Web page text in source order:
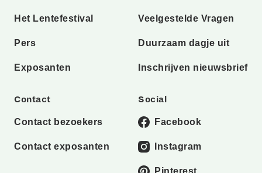
Het Lentefestival
Pers
Exposanten
Veelgestelde Vragen
Duurzaam dagje uit
Inschrijven nieuwsbrief
Contact
Contact bezoekers
Contact exposanten
Social
Facebook
Instagram